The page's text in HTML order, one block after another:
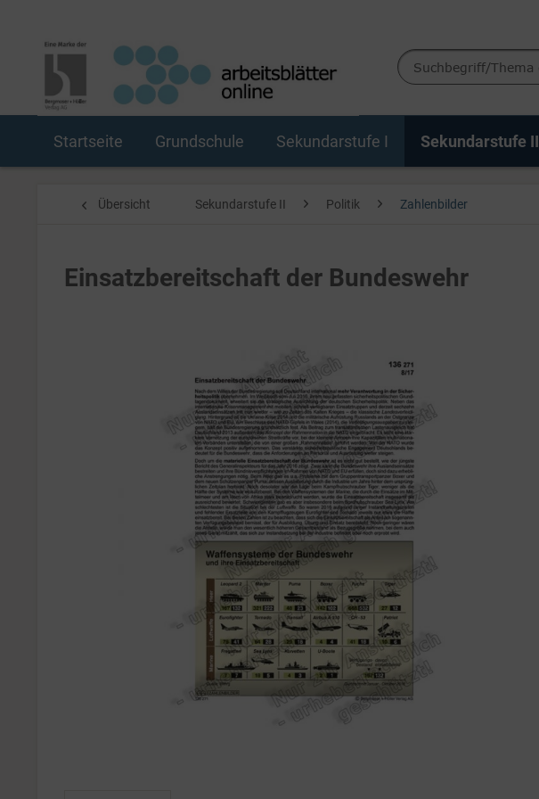
Startseite Grundschule Sekundarstufe I Sekundarstufe II
Übersicht Sekundarstufe II Politik Zahlenbilder
Einsatzbereitschaft der Bundeswehr